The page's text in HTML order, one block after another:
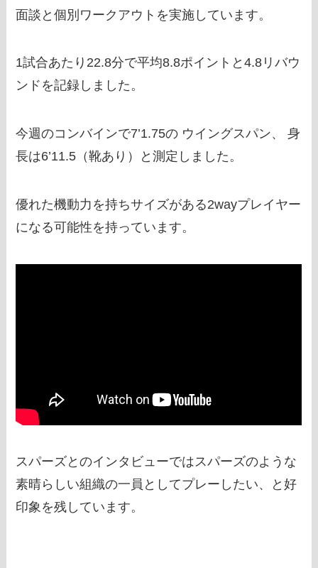
面談と個別ワークアウトを実施しています。
1試合あたり22.8分で平均8.8ポイントと4.8リバウ
ンドを記録しました。
今週のコンバインで7’1.75の ウイングスパン、 身
長は6’11.5（靴あり）と測定しました。
優れた機動力を持ちサイズがある2wayプレイヤー
になる可能性を持っています。
スパーズとのインタビューではスパーズのような
素晴らしい組織の一員としてプレーしたい、と好
印象を残しています。